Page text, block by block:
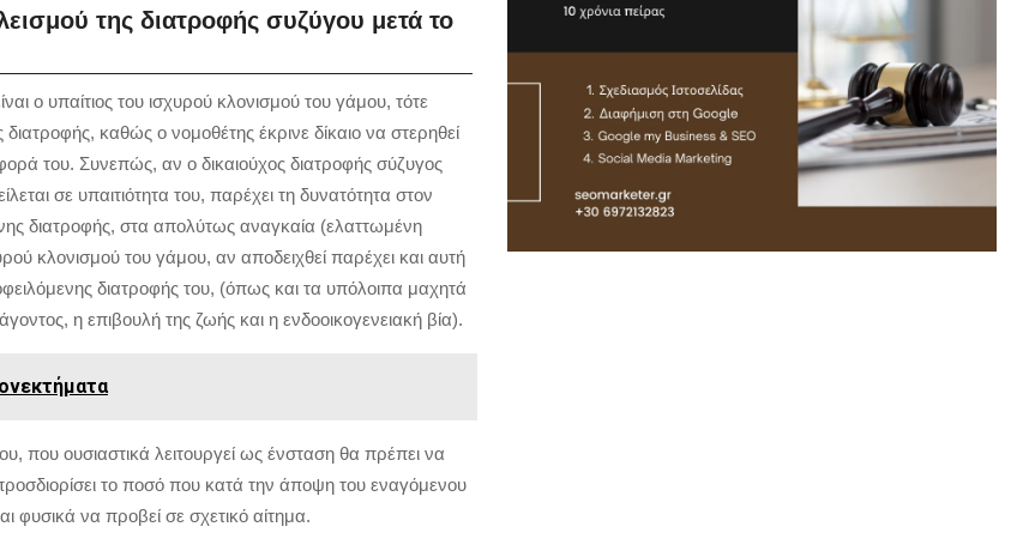
της διατροφής συζύγου μετά το
ο υπαίτιος του ισχυρού κλονισμού του γάμου, τότε
καθώς ο νομοθέτης έκρινε δίκαιο να στερηθεί
του. Συνεπώς, αν ο δικαιούχος διατροφής σύζυγος
σε υπαιτιότητα του, παρέχει τη δυνατότητα στον
διατροφής, στα απολύτως αναγκαία (ελαττωμένη
κλονισμού του γάμου, αν αποδειχθεί παρέχει και αυτή
διατροφής του, (όπως και τα υπόλοιπα μαχητά
η επιβουλή της ζωής και η ενδοοικογενειακή βία).
που ουσιαστικά λειτουργεί ως ένσταση θα πρέπει να
το ποσό που κατά την άποψη του εναγόμενου
φυσικά να προβεί σε σχετικό αίτημα.